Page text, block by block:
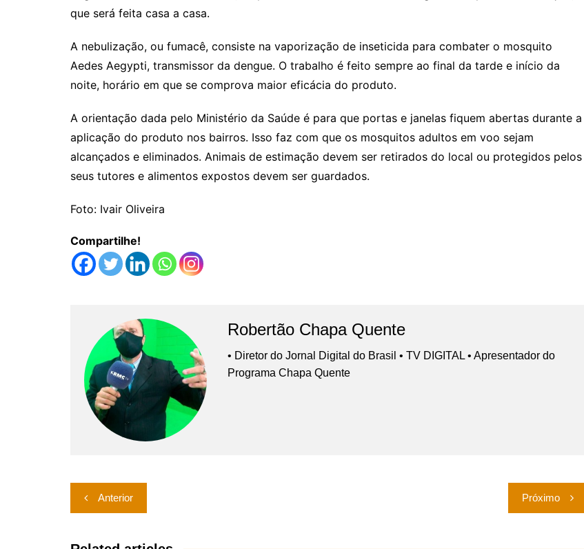
que será feita casa a casa.
A nebulização, ou fumacê, consiste na vaporização de inseticida para combater o mosquito
Aedes Aegypti, transmissor da dengue. O trabalho é feito sempre ao final da tarde e início da
noite, horário em que se comprova maior eficácia do produto.
A orientação dada pelo Ministério da Saúde é para que portas e janelas fiquem abertas durante a
aplicação do produto nos bairros. Isso faz com que os mosquitos adultos em voo sejam
alcançados e eliminados. Animais de estimação devem ser retirados do local ou protegidos pelos
seus tutores e alimentos expostos devem ser guardados.
Foto: Ivair Oliveira
Compartilhe!
Robertão Chapa Quente
• Diretor do Jornal Digital do Brasil • TV DIGITAL • Apresentador do
Programa Chapa Quente
Navegação
de
Anterior Próximo